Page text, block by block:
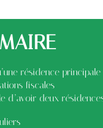
résidence principale
fiscales
d’avoir deux